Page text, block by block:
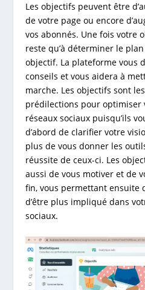
Les objectifs peuvent être
de votre page ou encore
vos abonnés. Une fois votre
reste qu’à déterminer le
objectif. La plateforme vous
conseils et vous aidera à
marche. Les objectifs sont
prédilections pour optimiser
réseaux sociaux puisqu’ils
d’abord de clarifier votre
plus de vous donner les
réussite de ceux-ci. Les
aussi de vous motiver et de
fin, vous permettant ensuite
d’être plus impliqué dans
sociaux.